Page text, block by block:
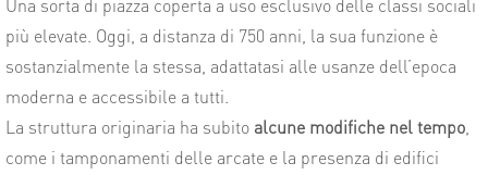
Una sorta di piazza coperta a uso esclusivo delle classi sociali
più elevate. Oggi, a distanza di 750 anni, la sua funzione è
sostanzialmente la stessa, adattatasi alle usanze dell’epoca
moderna e accessibile a tutti.
La struttura originaria ha subito alcune modifiche nel tempo
come i tamponamenti delle arcate e la presenza di edifici